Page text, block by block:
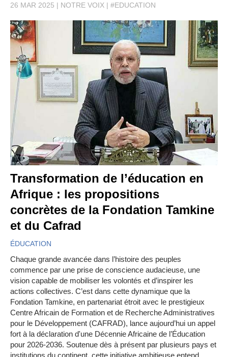
26 MAR 2025
NOTRE VOIX #EDUCATION
Transformation de l’éducation en
Afrique : les propositions
concrètes de la Fondation Tamkine
et du Cafrad
ÉDUCATION
Chaque grande avancée dans l’histoire des peuples
commence par une prise de conscience audacieuse, une
vision capable de mobiliser les volontés et d’inspirer les
actions collectives. C’est dans cette dynamique que la
Fondation Tamkine, en partenariat étroit avec le prestigieux
Centre Africain de Formation et de Recherche Administratives
pour le Développement (CAFRAD), lance aujourd’hui un appel
fort à la déclaration d'une Décennie Africaine de l’Éducation
pour 2026-2036. Soutenue dès à présent par plusieurs pays et